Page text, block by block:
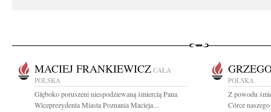
MACIEJ FRANKIEWICZ CAŁA
POLSKA
Głęboko poruszeni niespodziewaną śmiercią Pana
Wiceprezydenta Miasta Poznania Macieja...
POLSKA
Z powodu
Córce